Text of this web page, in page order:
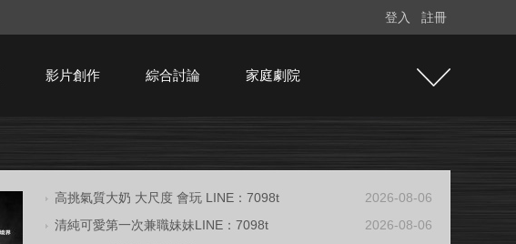
登入 註冊
影片創作 綜合討論 家庭劇院
高挑氣質大奶 大尺度 會玩 LINE：7098t
2026-08-06
清純可愛第一次兼職妹妹LINE：7098t
2026-08-06